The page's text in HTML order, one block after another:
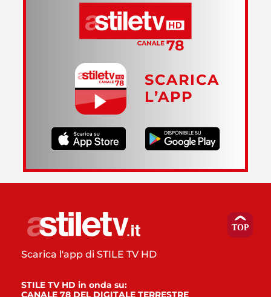
SCARICA
L’APP
Scarica l'app di STILE TV HD
STILE TV HD in onda su:
CANALE 78 DEL DIGITALE TERRESTRE